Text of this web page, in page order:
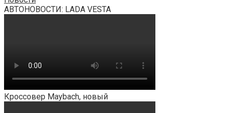
АВТОНОВОСТИ: LADA VESTA
Кроссовер Maybach, новый